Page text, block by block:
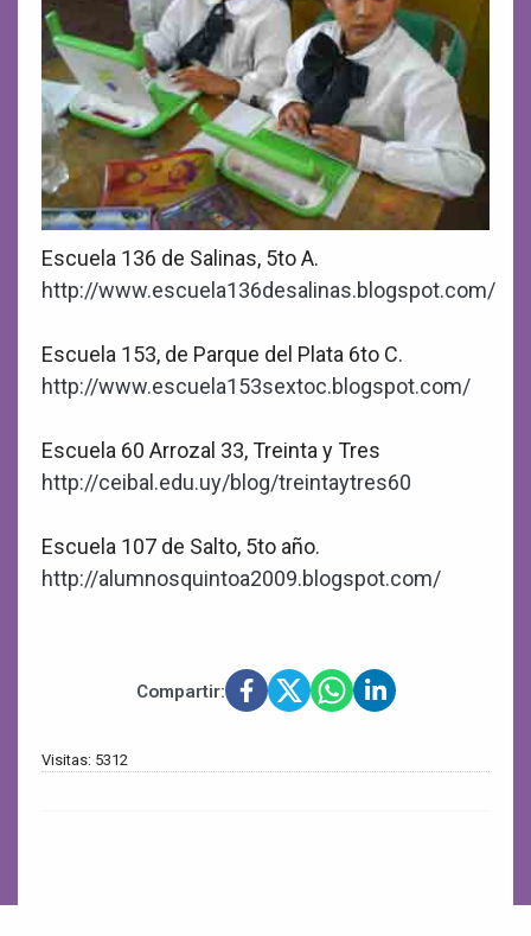
Escuela 136 de Salinas, 5to A.
http://www.escuela136desalinas.blogspot.com/
Escuela 153, de Parque del Plata 6to C.
http://www.escuela153sextoc.blogspot.com/
Escuela 60 Arrozal 33, Treinta y Tres
http://ceibal.edu.uy/blog/treintaytres60
Escuela 107 de Salto, 5to año.
http://alumnosquintoa2009.blogspot.com/
Compartir:
Visitas: 5312